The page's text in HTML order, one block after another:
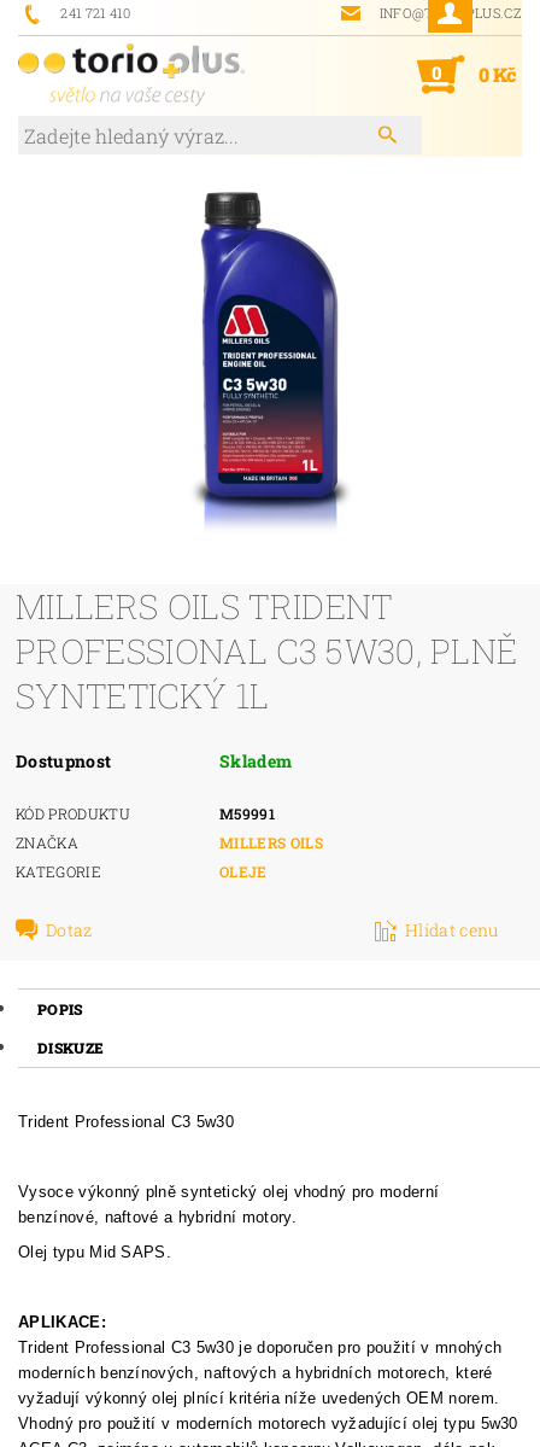
241 721 410 INFO@TORIOPLUS.CZ
0 0 Kč
MILLERS OILS TRIDENT
PROFESSIONAL C3 5W30, PLNĚ
SYNTETICKÝ 1L
Dostupnost Skladem
KÓD PRODUKTU
M59991
ZNAČKA
MILLERS OILS
KATEGORIE
OLEJE
Dotaz Hlídat cenu
POPIS
DISKUZE
Trident Professional C3 5w30
Vysoce výkonný plně syntetický olej vhodný pro moderní
benzínové, naftové a hybridní motory.
Olej typu Mid SAPS.
APLIKACE:
Trident Professional C3 5w30 je doporučen pro použití v mnohých
moderních benzínových, naftových a hybridních motorech, které
vyžadují výkonný olej plnící kritéria níže uvedených OEM norem.
Vhodný pro použití v moderních motorech vyžadující olej typu 5w30